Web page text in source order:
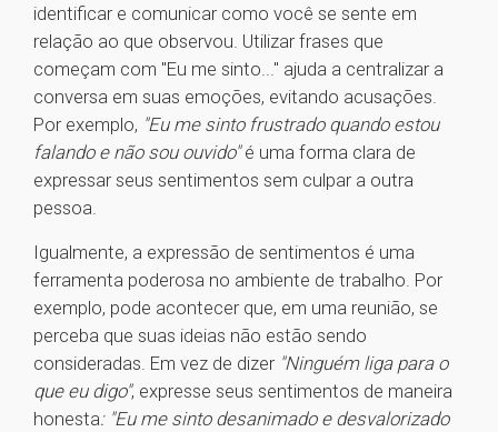
identificar e comunicar como você se sente em
relação ao que observou. Utilizar frases que
começam com "Eu me sinto..." ajuda a centralizar a
conversa em suas emoções, evitando acusações.
Por exemplo, "Eu me sinto frustrado quando estou
falando e não sou ouvido"é uma forma clara de
expressar seus sentimentos sem culpar a outra
pessoa.
Igualmente, a expressão de sentimentos é uma
ferramenta poderosa no ambiente de trabalho. Por
exemplo, pode acontecer que, em uma reunião, se
perceba que suas ideias não estão sendo
consideradas. Em vez de dizer "Ninguém liga para o
que eu digo", expresse seus sentimentos de maneira
honesta: "Eu me sinto desanimado e desvalorizado